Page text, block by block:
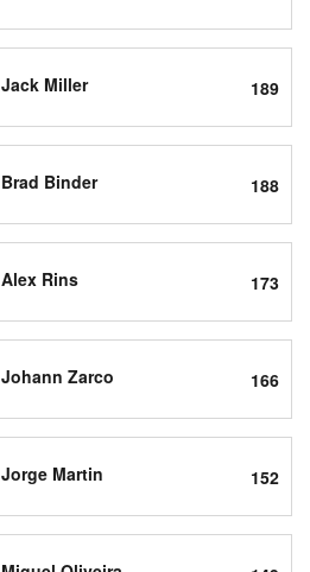
Jack Miller 189
Brad Binder 188
Alex Rins 173
Johann Zarco 166
Jorge Martin 152